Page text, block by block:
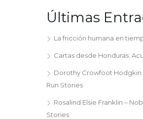
Últimas
La fricción humana en
Cartas desde Honduras:
Dorothy Crowfoot Hodgkin
Run Stories
Rosalind Elsie Franklin –
Stories